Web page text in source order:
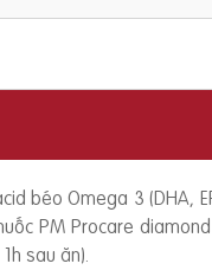
béo Omega 3 (DHA,
PM Procare
sau ăn).